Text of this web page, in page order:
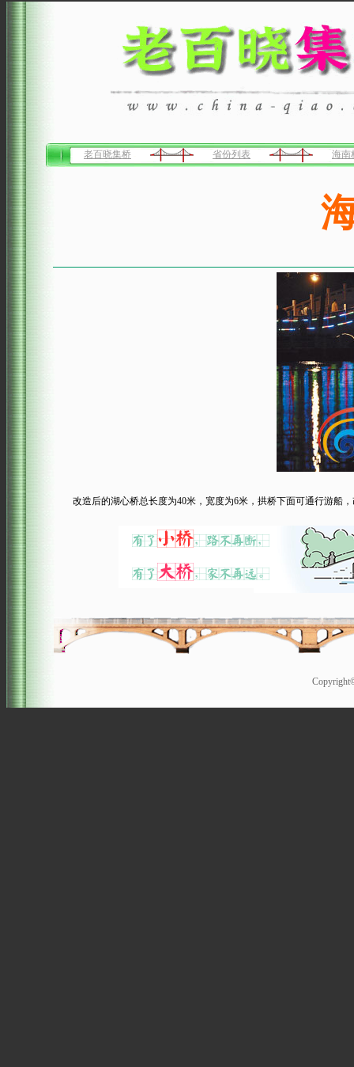
老百晓集桥 省份列表 海南
改造后的湖心桥总长度为40米，宽度为6米，拱桥下面可通行游船，